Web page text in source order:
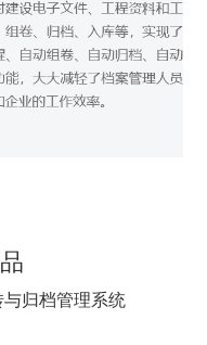
归档管理系统